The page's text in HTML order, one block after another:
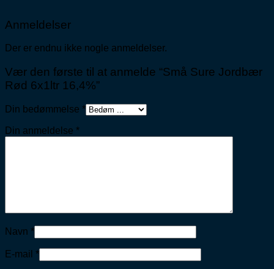
Anmeldelser
Der er endnu ikke nogle anmeldelser.
Vær den første til at anmelde “Små Sure Jordbær
Rød 6x1ltr 16,4%”
Din bedømmelse *
Din anmeldelse *
Navn *
E-mail *